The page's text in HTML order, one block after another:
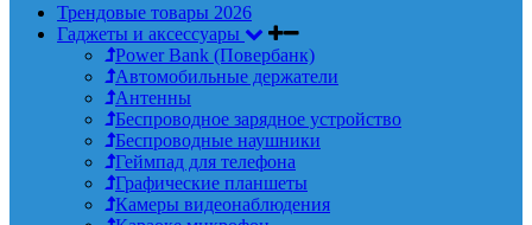
Трендовые товары 2026
Гаджеты и аксессуары
Power Bank (Повербанк)
Автомобильные держатели
Антенны
Беспроводное зарядное устройство
Беспроводные наушники
Геймпад для телефона
Графические планшеты
Камеры видеонаблюдения